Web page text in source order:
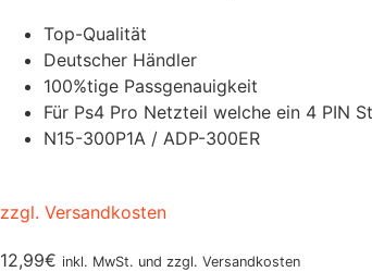
Top-Qualität
Deutscher Händler
100%tige Passgenauigkeit
Für Ps4 Pro Netzteil welche ein 4 PIN
N15-300P1A / ADP-300ER
zzgl. Versandkosten
12,99€ inkl. MwSt. und zzgl. Versandkosten